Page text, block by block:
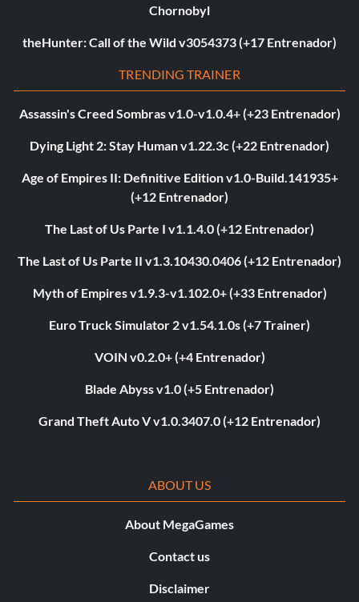
Chornobyl
theHunter: Call of the Wild v3054373 (+17 Entrenador)
TRENDING TRAINER
Assassin's Creed Sombras v1.0-v1.0.4+ (+23 Entrenador)
Dying Light 2: Stay Human v1.22.3c (+22 Entrenador)
Age of Empires II: Definitive Edition v1.0-Build.141935+
(+12 Entrenador)
The Last of Us Parte I v1.1.4.0 (+12 Entrenador)
The Last of Us Parte II v1.3.10430.0406 (+12 Entrenador)
Myth of Empires v1.9.3-v1.102.0+ (+33 Entrenador)
Euro Truck Simulator 2 v1.54.1.0s (+7 Trainer)
VOIN v0.2.0+ (+4 Entrenador)
Blade Abyss v1.0 (+5 Entrenador)
Grand Theft Auto V v1.0.3407.0 (+12 Entrenador)
ABOUT US
About MegaGames
Contact us
Disclaimer